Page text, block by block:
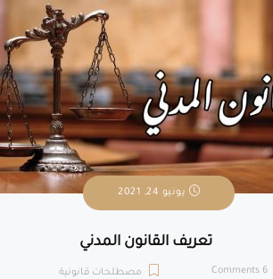
يونيو 24, 2021
تعريف القانون المدني
مصطلحات قانونية
6 Comments